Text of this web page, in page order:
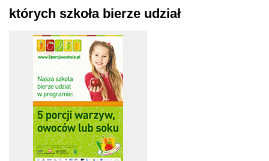
których szkoła bierze udział